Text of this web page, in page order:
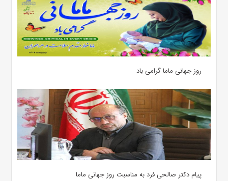
روز جهانی ماما گرامی باد
پیام دکتر صالحی فرد به مناسبت روز جهانی ماما